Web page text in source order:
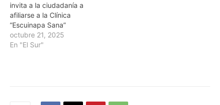
invita a la ciudadanía a
afiliarse a la Clínica
“Escuinapa Sana”
octubre 21, 2025
En "El Sur"